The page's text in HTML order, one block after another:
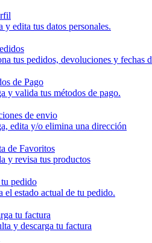
y edita tus datos personales.
tus pedidos, devoluciones y fechas
de Pago
y valida tus métodos de pago.
de envio
edita y/o elimina una dirección
de Favoritos
y revisa tus productos
pedido
el estado actual de tu pedido.
tu factura
y descarga tu factura